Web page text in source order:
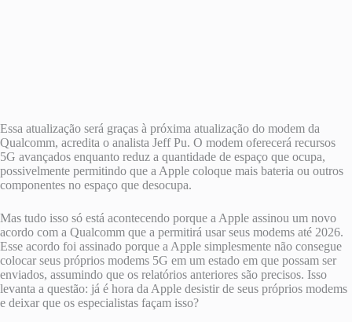
Essa atualização será graças à próxima atualização do modem da
Qualcomm, acredita o analista Jeff Pu. O modem oferecerá recursos
5G avançados enquanto reduz a quantidade de espaço que ocupa,
possivelmente permitindo que a Apple coloque mais bateria ou outros
componentes no espaço que desocupa.
Mas tudo isso só está acontecendo porque a Apple assinou um novo
acordo com a Qualcomm que a permitirá usar seus modems até 2026.
Esse acordo foi assinado porque a Apple simplesmente não consegue
colocar seus próprios modems 5G em um estado em que possam ser
enviados, assumindo que os relatórios anteriores são precisos. Isso
levanta a questão: já é hora da Apple desistir de seus próprios modems
e deixar que os especialistas façam isso?